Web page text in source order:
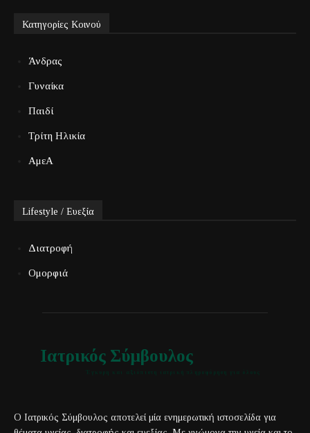
Κατηγορίες Κοινού
Άνδρας
Γυναίκα
Παιδί
Τρίτη Ηλικία
ΑμεΑ
Lifestyle / Ευεξία
Διατροφή
Ομορφιά
Ιατρικός Σύμβουλος
Ο Ιατρικός Σύμβουλος αποτελεί μία ενημερωτική ιστοσελίδα για